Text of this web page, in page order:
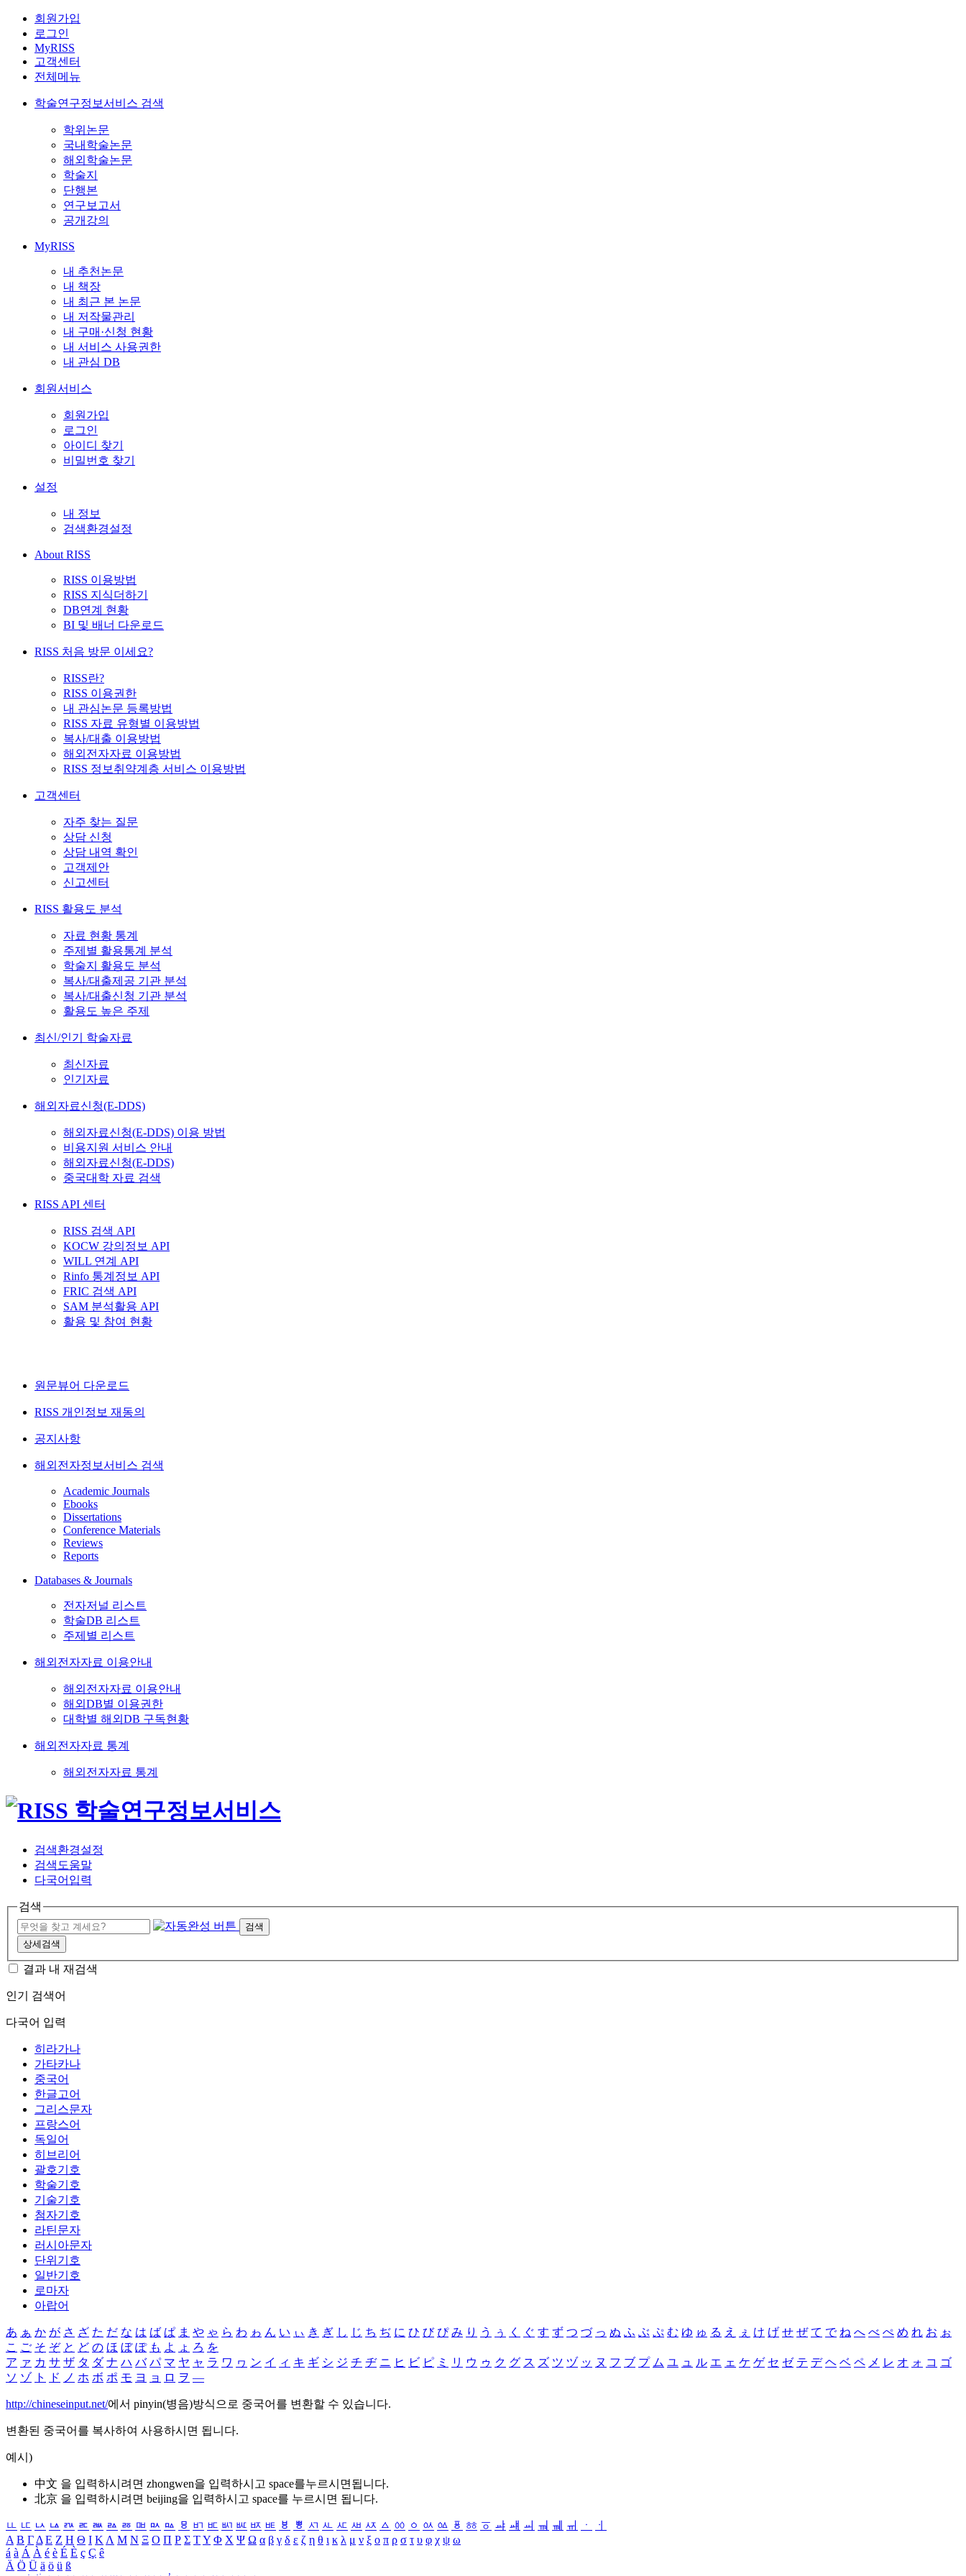
회원가입
로그인
MyRISS
고객센터
전체메뉴
학술연구정보서비스 검색
학위논문
국내학술논문
해외학술논문
학술지
단행본
연구보고서
공개강의
MyRISS
내 추천논문
내 책장
내 최근 본 논문
내 저작물관리
내 구매·신청 현황
내 서비스 사용권한
내 관심 DB
회원서비스
회원가입
로그인
아이디 찾기
비밀번호 찾기
설정
내 정보
검색환경설정
About RISS
RISS 이용방법
RISS 지식더하기
DB연계 현황
BI 및 배너 다운로드
RISS 처음 방문 이세요?
RISS란?
RISS 이용권한
내 관심논문 등록방법
RISS 자료 유형별 이용방법
복사/대출 이용방법
해외전자자료 이용방법
RISS 정보취약계층 서비스 이용방법
고객센터
자주 찾는 질문
상담 신청
상담 내역 확인
고객제안
신고센터
RISS 활용도 분석
자료 현황 통계
주제별 활용통계 분석
학술지 활용도 분석
복사/대출제공 기관 분석
복사/대출신청 기관 분석
활용도 높은 주제
최신/인기 학술자료
최신자료
인기자료
해외자료신청(E-DDS)
해외자료신청(E-DDS) 이용 방법
비용지원 서비스 안내
해외자료신청(E-DDS)
중국대학 자료 검색
RISS API 센터
RISS 검색 API
KOCW 강의정보 API
WILL 연계 API
Rinfo 통계정보 API
FRIC 검색 API
SAM 분석활용 API
활용 및 참여 현황
원문뷰어 다운로드
RISS 개인정보 재동의
공지사항
해외전자정보서비스 검색
Academic Journals
Ebooks
Dissertations
Conference Materials
Reviews
Reports
Databases & Journals
전자저널 리스트
학술DB 리스트
주제별 리스트
해외전자자료 이용안내
해외전자자료 이용안내
해외DB별 이용권한
대학별 해외DB 구독현황
해외전자자료 통계
해외전자자료 통계
검색환경설정
검색도움말
다국어입력
검색
검색
상세검색
결과 내 재검색
인기 검색어
다국어 입력
히라가나
가타카나
중국어
한글고어
그리스문자
프랑스어
독일어
히브리어
괄호기호
학술기호
기술기호
첨자기호
라틴문자
러시아문자
단위기호
일반기호
로마자
아랍어
あ ぁ か が さ ざ た だ な は ば ぱ ま や ゃ ら わ ゎ ん い ぃ き ぎ し じ ち ぢ に ひ び ぴ み り う ぅ く ぐ す ず つ づ っ ぬ ふ ぶ ぷ む ゆ ゅ る え ぇ け げ せ ぜ て で ね へ べ ぺ め れ お ぉ
こ ご そ ぞ と ど の ほ ぼ ぽ も よ ょ ろ を
ア ァ カ サ ザ タ ダ ナ ハ バ パ マ ヤ ャ ラ ワ ヮ ン イ ィ キ ギ シ ジ チ ヂ ニ ヒ ビ ピ ミ リ ウ ゥ ク グ ス ズ ツ ヅ ッ ヌ フ ブ プ ム ユ ュ ル エ ェ ケ ゲ セ ゼ テ デ ヘ ベ ペ メ レ オ ォ コ ゴ
ソ ゾ ト ド ノ ホ ボ ポ モ ヨ ョ ロ ヲ ―
http://chineseinput.net/에서 pinyin(병음)방식으로 중국어를 변환할 수 있습니다.
변환된 중국어를 복사하여 사용하시면 됩니다.
예시)
中文 을 입력하시려면 zhongwen을 입력하시고 space를누르시면됩니다.
北京 을 입력하시려면 beijing을 입력하시고 space를 누르시면 됩니다.
ㅥ ㅦ ㅧ ㅨ ㅩ ㅪ ㅫ ㅬ ㅭ ㅮ ㅯ ㅰ ㅱ ㅲ ㅳ ㅴ ㅵ ㅶ ㅷ ㅸ ㅹ ㅺ ㅻ ㅼ ㅽ ㅾ ㅿ ㆀ ㆁ ㆂ ㆃ ㆄ ㆅ ㆆ ㆇ ㆈ ㆉ ㆊ ㆋ ㆌ ㆍ
ㆎ
Α Β ΓΔ Ε Ζ Η Θ Ι ΚΛ Μ Ν Ξ Ο Π Ρ Σ ΤΥ Φ Χ Ψ Ω α β γ δ ε ζ η θ ι κ λ μ ν ξ ο π ρ σ τ υ φ χ ψ ω
á à Á À é è É È ç Ç ê
Ä Ö Ü ä ö ü ß